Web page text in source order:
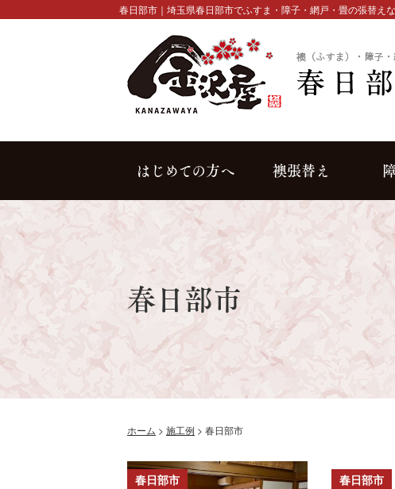
春日部市｜埼玉県春日部市でふすま・障子・網戸・畳の張替え
はじめての方へ 襖張替え
春日部市
ホーム > 施工例 > 春日部市
春日部市 春日部市